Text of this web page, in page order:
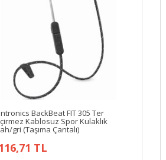
BackBeat FIT 305 Ter
Kablosuz Spor Kulaklık
gri (Taşıma Çantalı)
TL